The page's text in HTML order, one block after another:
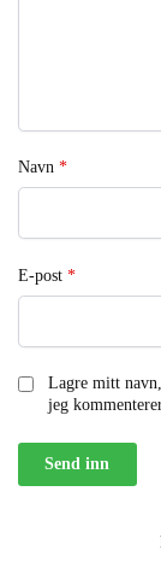
Navn *
E-post *
Lagre mitt
jeg